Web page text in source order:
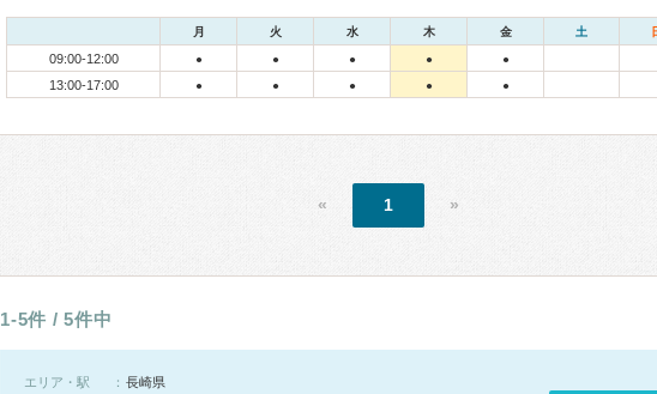
月 火 水 木 金 土
09:00-12:00 ● ● ● ● ●
13:00-17:00 ● ● ● ● ●
« 1 »
1-5件 / 5件中
エリア・駅 長崎県